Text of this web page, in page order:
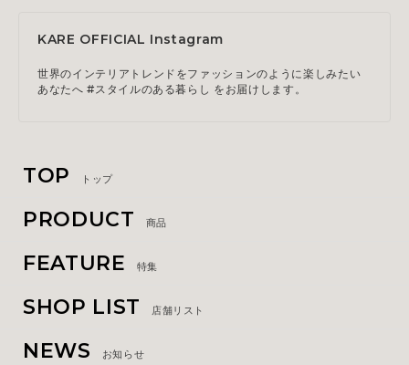
KARE OFFICIAL Instagram
世界のインテリアトレンドをファッションのように楽しみたい
あなたへ #スタイルのある暮らし をお届けします。
TOP トップ
PRODUCT 商品
FEATURE 特集
SHOP LIST 店舗リスト
NEWS お知らせ